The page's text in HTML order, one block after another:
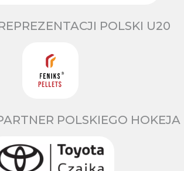
POLSKI U20
POLSKIEGO HOKEJA